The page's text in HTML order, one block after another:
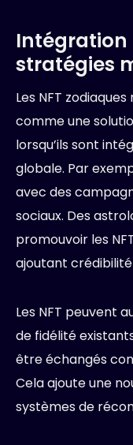
Intégration
stratégies
Les NFT
comme une
lorsqu’ils sont
globale. Par
avec des
sociaux. Des
promouvoir les
ajoutant
Les NFT peuvent
de fidélité
être échangés
Cela ajoute une
systèmes de